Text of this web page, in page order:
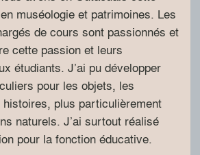
muséologie et patrimoines. Les
de cours sont passionnés et
cette passion et leurs
étudiants. J’ai pu développer
pour les objets, les
plus particulièrement
naturels. J’ai surtout réalisé
pour la fonction éducative.